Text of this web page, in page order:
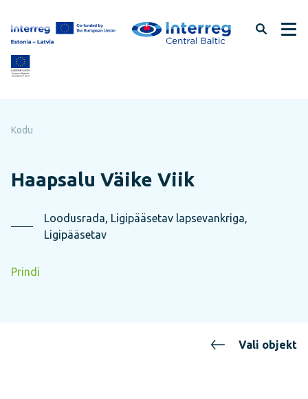
lehe
sisu
vahele
Kodu
Haapsalu Väike Viik
Loodusrada, Ligipääsetav lapsevankriga,
Ligipääsetav
Prindi
Vali objekt